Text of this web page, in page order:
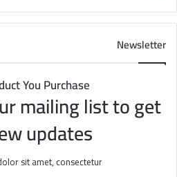
Newsletter
You Purchase
mailing list to get
updates!
sit amet, consectetur.